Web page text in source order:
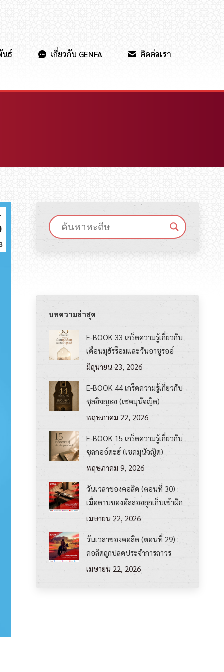
นธ์ เกี่ยวกับ GENFA ติดต่อเรา
บทความล่าสุด
E-BOOK 33 เกร็ดความรู้เกี่ยวกับ
เดือนมุฮัรร็อมและวันอาชูรออ์
มิถุนายน 23, 2026
E-BOOK 44 เกร็ดความรู้เกี่ยวกับ
ซุลฮิจญะฮฺ (เชคมุนัจญิด)
พฤษภาคม 22, 2026
E-BOOK 15 เกร็ดความรู้เกี่ยวกับ
ซุลกออ์ดะฮ์ (เชคมุนัจญิด)
พฤษภาคม 9, 2026
วันเวลาของคอลิด (ตอนที่ 30) :
เมื่อดาบของอัลลอฮฺถูกเก็บเข้าฝัก
เมษายน 22, 2026
วันเวลาของคอลิด (ตอนที่ 29) :
คอลิดถูกปลดประจำการถาวร
เมษายน 22, 2026